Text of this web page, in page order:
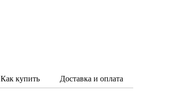
Как купить Доставка и оплата